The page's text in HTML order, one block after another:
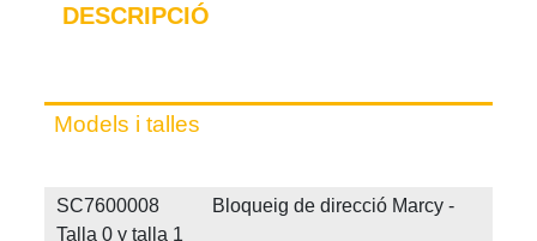
DESCRIPCIÓ
Models i talles
SC7600008 Bloqueig de direcció Marcy -
Talla 0 y talla 1